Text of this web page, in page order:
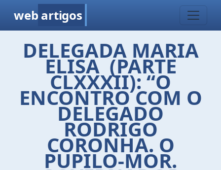
web artigos
DELEGADA MARIA
ELISA (PARTE
CLXXXII): “O
ENCONTRO COM O
DELEGADO
RODRIGO
CORONHA. O
PUPILO-MOR.